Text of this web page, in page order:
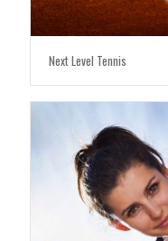
Next Level Tennis